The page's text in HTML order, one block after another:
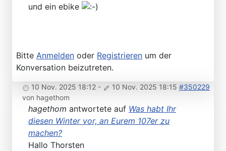
und ein ebike
Bitte Anmelden oder Registrieren um der
Konversation beizutreten.
10 Nov. 2025 18:12 - 10 Nov. 2025 18:15 #350229
von hagethom
hagethom antwortete auf Was habt Ihr
diesen Winter vor, an Eurem 107er zu
machen?
Hallo Thorsten